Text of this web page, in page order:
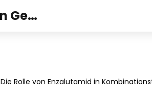
Clever Einkaufen Gesundheit
Die Rolle von Enzalutamid in